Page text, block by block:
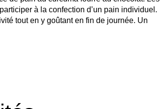
à la confection d’un pain individuel.
tout en y goûtant en fin de journée. Un